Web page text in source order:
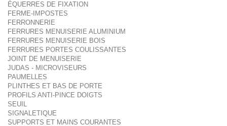
ÉQUERRES DE FIXATION
FERME-IMPOSTES
FERRONNERIE
FERRURES MENUISERIE ALUMINIUM
FERRURES MENUISERIE BOIS
FERRURES PORTES COULISSANTES
JOINT DE MENUISERIE
JUDAS - MICROVISEURS
PAUMELLES
PLINTHES ET BAS DE PORTE
PROFILS ANTI-PINCE DOIGTS
SEUIL
SIGNALETIQUE
SUPPORTS ET MAINS COURANTES